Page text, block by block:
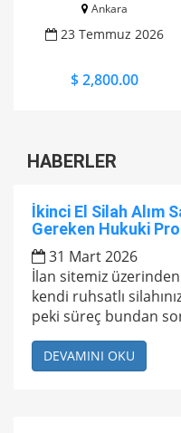
Ankara
23 Temmuz 2026
$ 2,800.00
HABERLER
İkinci El Silah Alım
Gereken Hukuki
31 Mart 2026
İlan sitemiz
kendi ruhsatlı
peki süreç bundan
DEVAMINI OKU